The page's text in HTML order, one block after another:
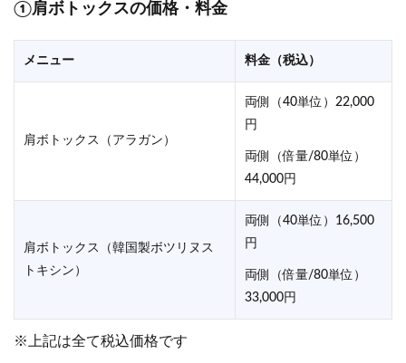
①肩ボトックスの価格・料金
メニュー 料金（税込）
肩ボトックス（アラガン）
両側（40単位）22,000
円
両側（倍量/80単位）
44,000円
肩ボトックス（韓国製ボツリヌス
トキシン）
両側（40単位）16,500
円
両側（倍量/80単位）
33,000円
※上記は全て税込価格です